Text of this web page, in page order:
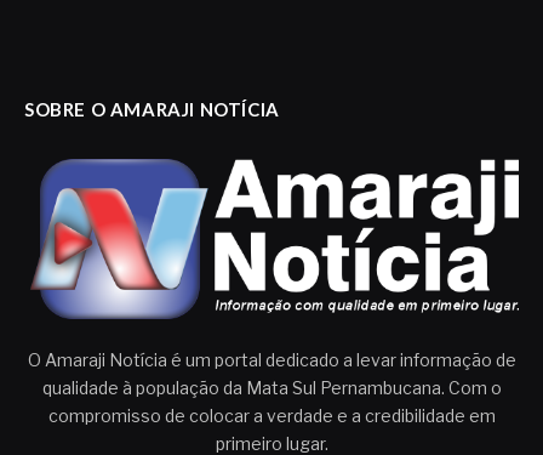
SOBRE O AMARAJI NOTÍCIA
O Amaraji Notícia é um portal dedicado a levar informação de
qualidade à população da Mata Sul Pernambucana. Com o
compromisso de colocar a verdade e a credibilidade em
primeiro lugar.